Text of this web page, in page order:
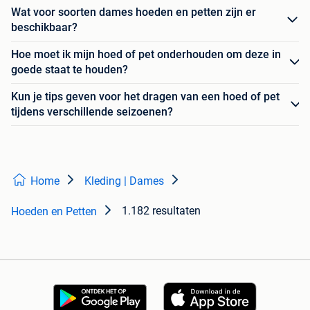
Wat voor soorten dames hoeden en petten zijn er
beschikbaar?
Hoe moet ik mijn hoed of pet onderhouden om deze in
goede staat te houden?
Kun je tips geven voor het dragen van een hoed of pet
tijdens verschillende seizoenen?
Home Kleding | Dames
Hoeden en Petten 1.182 resultaten